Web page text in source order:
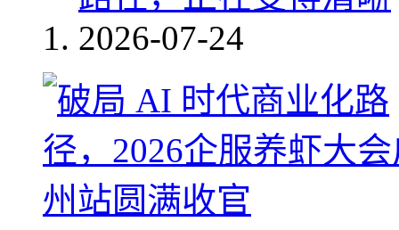
2026-07-24